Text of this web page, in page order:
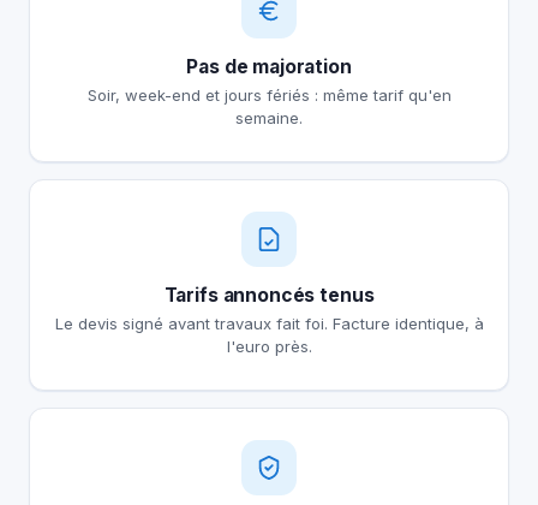
Pas de majoration
Soir, week-end et jours fériés : même tarif qu'en
semaine.
Tarifs annoncés tenus
Le devis signé avant travaux fait foi. Facture identique, à
l'euro près.